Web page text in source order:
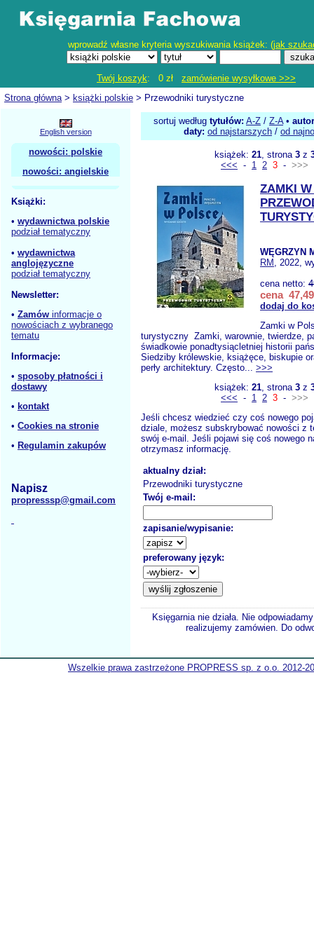
wprowadź własne kryteria wyszukiwania książek: (jak
Twój koszyk: 0 zł zamówienie wysyłkowe >>>
Strona główna> książki polskie > Przewodniki turystyczne
English version
nowości: polskie
nowości: angielskie
Książki:
• wydawnictwa polskie
podział tematyczny
• wydawnictwa
anglojęzyczne
podział tematyczny
Newsletter:
• Zamów informacje o
nowościach z wybranego
tematu
Informacje:
• sposoby płatności i
dostawy
• kontakt
• Cookies na stronie
• Regulamin zakupów
Napisz
propresssp@gmail.com
sortuj według tytułów: A-Z / Z-A•
daty: od najstarszych / od
książek: 21, strona 3z
<<< - 1 2 3 - >>>
ZAMKI
WĘGRZYN
RM , 2022,
cena netto:
cena 47,49
dodaj do
Zamki w
turystyczny Zamki, warownie, twierdze,
świadkowie ponadtysiącletniej historii
Siedziby królewskie, książęce, biskupie
perły architektury. Często... >>>
książek: 21, strona 3z
<<< - 1 2 3 - >>>
Jeśli chcesz wiedzieć czy coś nowego
dziale, możesz subskrybować nowości z
swój e-mail. Jeśli pojawi się coś nowego
otrzymasz informację.
aktualny dział:
Przewodniki turystyczne
Twój e-mail:
zapisanie/wypisanie:
preferowany język:
Księgarnia nie działa. Nie
realizujemy zamówien. Do
Wszelkie prawa zastrzeżone PROPRESS sp. z o.o. 2012-